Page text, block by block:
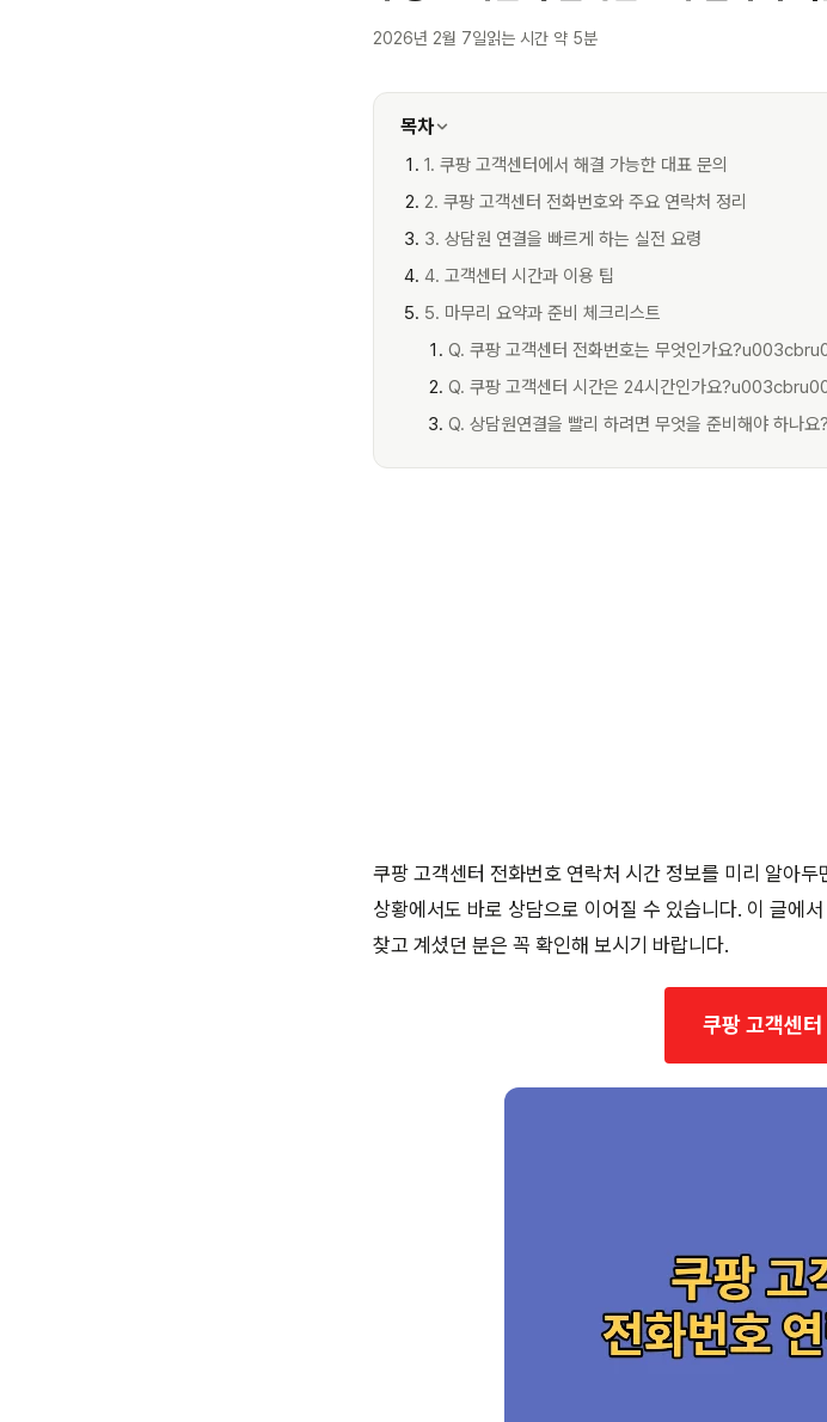
2026년 2월 7일읽는 시간 약 5분
목차
1. 쿠팡 고객센터에서 해결 가능한 대표 문의
2. 쿠팡 고객센터 전화번호와 주요 연락처 정리
3. 상담원 연결을 빠르게 하는 실전 요령
4. 고객센터 시간과 이용 팁
5. 마무리 요약과 준비 체크리스트
Q. 쿠팡 고객센터 전화번호는 무엇인가요
Q. 쿠팡 고객센터 시간은 24시간인가요
Q. 상담원연결을 빨리 하려면 무엇을 준비해야 하나
쿠팡 고객센터 전화번호 연락처 시간 정보를 미리 알아
상황에서도 바로 상담으로 이어질 수 있습니다. 이 글에
찾고 계셨던 분은 꼭 확인해 보시기 바랍니다.
쿠팡 고객센터